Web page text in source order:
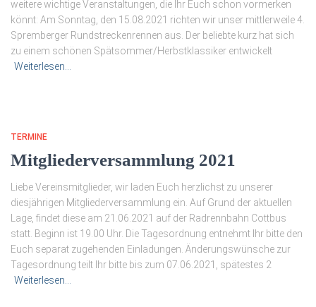
weitere wichtige Veranstaltungen, die Ihr Euch schon vormerken
könnt: Am Sonntag, den 15.08.2021 richten wir unser mittlerweile 4.
Spremberger Rundstreckenrennen aus. Der beliebte kurz hat sich
zu einem schönen Spätsommer/Herbstklassiker entwickelt
Weiterlesen…
TERMINE
Mitgliederversammlung 2021
Liebe Vereinsmitglieder, wir laden Euch herzlichst zu unserer
diesjährigen Mitgliederversammlung ein. Auf Grund der aktuellen
Lage, findet diese am 21.06.2021 auf der Radrennbahn Cottbus
statt. Beginn ist 19.00 Uhr. Die Tagesordnung entnehmt Ihr bitte den
Euch separat zugehenden Einladungen. Änderungswünsche zur
Tagesordnung teilt Ihr bitte bis zum 07.06.2021, spätestes 2
Weiterlesen…